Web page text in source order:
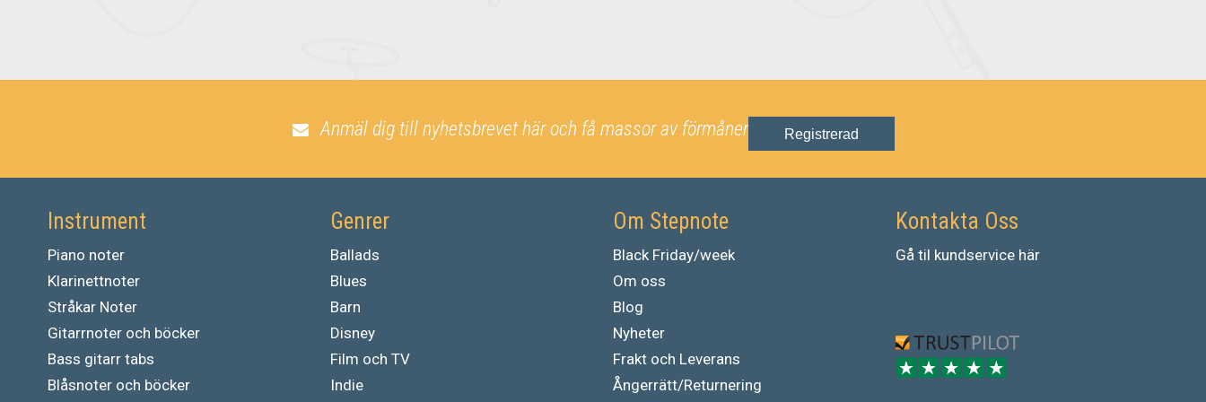
Anmäl dig till nyhetsbrevet här och få massor av förmåner Registrerad
Instrument
Piano noter
Klarinettnoter
Stråkar Noter
Gitarrnoter och böcker
Bass gitarr tabs
Blåsnoter och böcker
Genrer
Ballads
Blues
Barn
Disney
Film och TV
Indie
Om Stepnote
Black Friday/week
Om oss
Blog
Nyheter
Frakt och Leverans
Ångerrätt/Returnering
Kontakta Oss
Gå til kundservice här